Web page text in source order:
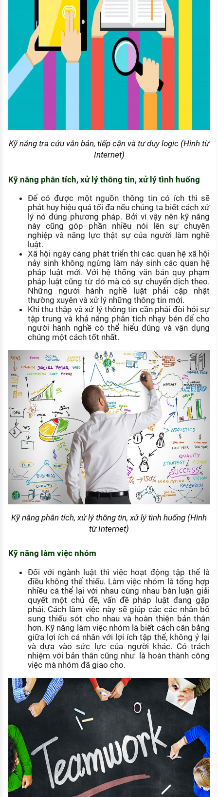
Kỹ năng tra cứu văn bản, tiếp cận và tư duy logic (Hình từ
Internet)
Kỹ năng phân tích, xử lý thông tin, xử lý tình huống
Để có được một nguồn thông tin có ích thì sẽ
phát huy hiệu quả tối đa nếu chúng ta biết cách xử
lý nó đúng phương pháp. Bởi vì vậy nên kỹ năng
này cũng góp phần nhiều nói lên sự chuyên
nghiệp và năng lực thật sự của người làm nghề
luật.
Xã hội ngày càng phát triển thì các quan hệ xã hội
nảy sinh không ngừng làm nảy sinh các quan hệ
pháp luật mới. Với hệ thống văn bản quy phạm
pháp luật cũng từ dó mà có sự chuyển dịch theo.
Những người hành nghề luật phải cập nhật
thường xuyên và xử lý những thông tin mới.
Khi thu thập và xử lý thông tin cần phải đòi hỏi sự
tập trung và khả năng phân tích nhạy bén để cho
người hành nghề có thể hiểu đúng và vận dụng
chúng một cách tốt nhất.
Kỹ năng phân tích, xử lý thông tin, xử lý tình huống (Hình
từ Internet)
Kỹ năng làm việc nhóm
Đối với ngành luật thì việc hoạt động tập thể là
điều không thể thiếu. Làm việc nhóm là tổng hợp
nhiều cá thể lại với nhau cùng nhau bàn luận giải
quyết một chủ đề, vấn đề pháp luật đang gặp
phải. Cách làm việc này sẽ giúp các các nhân bổ
sung thiếu sót cho nhau và hoàn thiện bản thân
hơn. Kỹ năng làm việc nhóm là biết cách cân bằng
giữa lợi ích cá nhân với lợi ích tập thể, không ỷ lại
và dựa vào sức lực của người khác. Có trách
nhiệm với bản thân cũng như là hoàn thành công
việc mà nhóm đã giao cho.